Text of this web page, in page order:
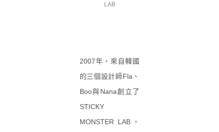
LAB
2007年，來自韓國
的三個設計師Fla、
Boo與Nana創立了
STICKY
MONSTER LAB，